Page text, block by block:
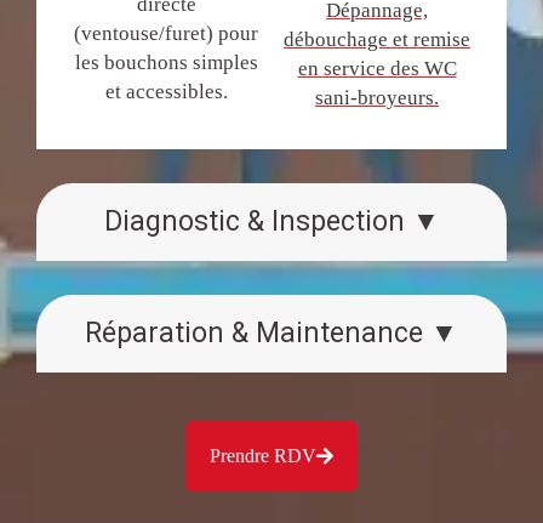
Diagnostic & Inspection ▼
Réparation & Maintenance ▼
directe
(ventouse/furet) pour
les bouchons simples
et accessibles.
Dépannage,
débouchage et remise
en service des WC
sani-broyeurs.
Prendre RDV